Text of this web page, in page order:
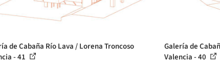
de Cabaña Río Lava / Lorena Troncoso
- 41
Galería de
Valencia - 40